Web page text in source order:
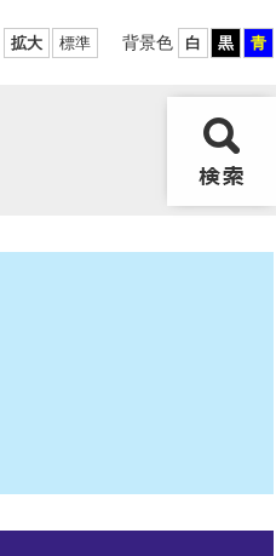
拡大 標準 背景色 白 黒 青